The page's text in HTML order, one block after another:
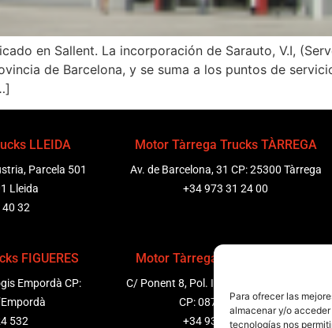
Para ofrecer las
almacenar y/o
tecnologías nos
en Sallent. La incorporación de Sarauto, V.I,
de Barcelona, y se suma a los puntos de
LLEIDA
Parcela 501
Lleida
40 32
Motor Tàrrega Trucks TÀRREGA
Av. de Barcelona, 31 CP: 25300 Tàrrega
+34 973 31 24 00
FIGUERES
Empordà CP:
532
Motor Tàrrega Trucks PENEDÈS
C/ Ponent 8, Pol. Ind. Sant Pere Molanta,
CP: 08799 Olèrdola
+34 931 69 11 91